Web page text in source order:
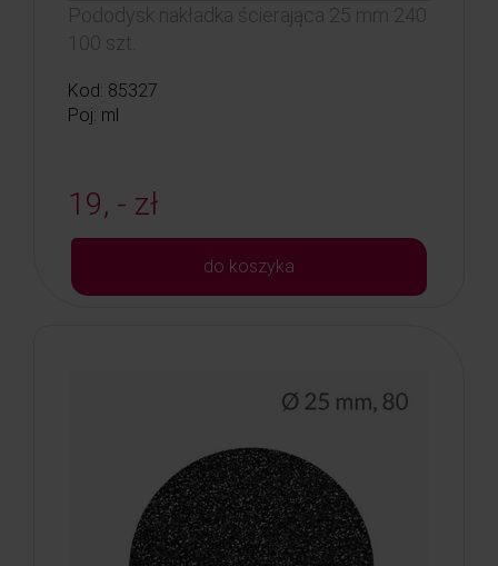
Pododysk nakładka ścierająca 25 mm 240
100 szt.
Kod: 85327
Poj: ml
19, - zł
do koszyka